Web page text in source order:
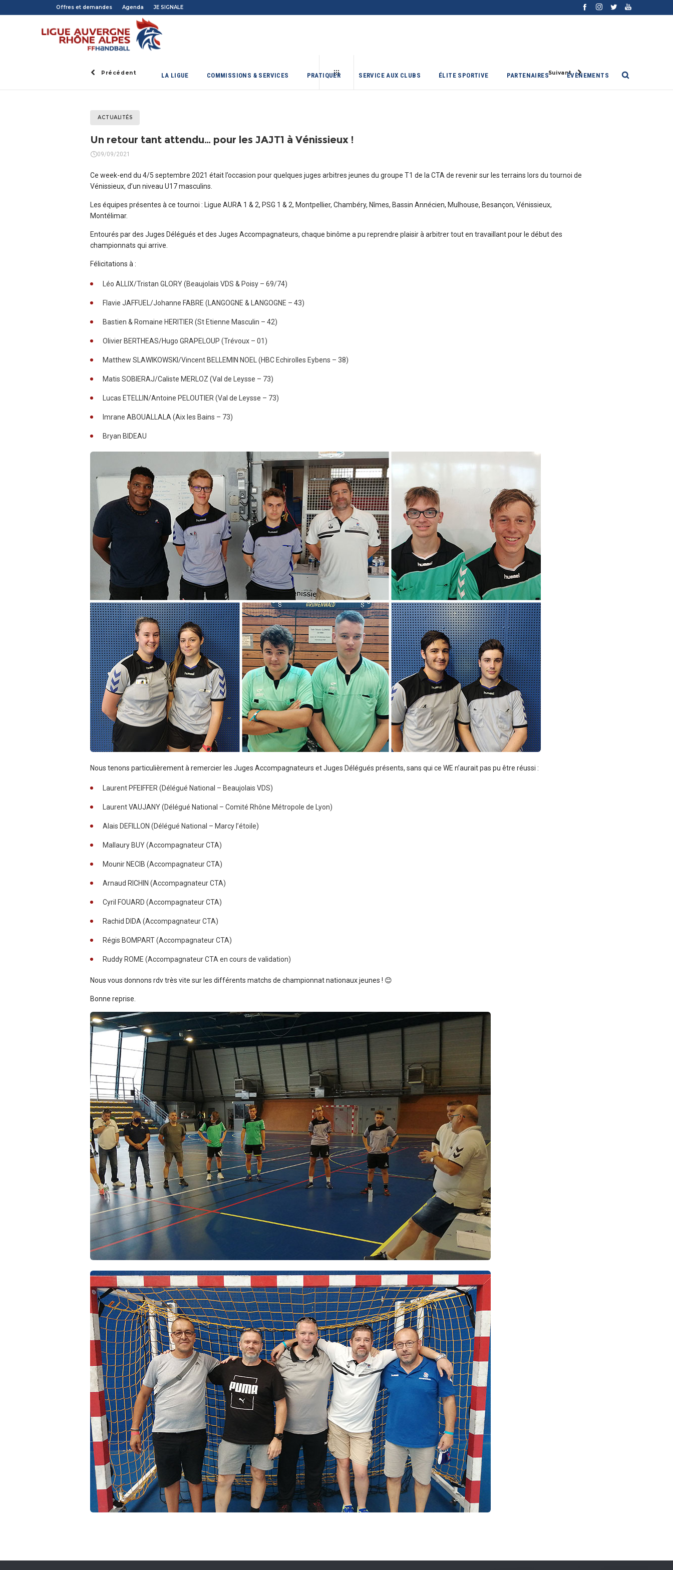
Offres et demandes Agenda JE SIGNALE
LA LIGUE COMMISSIONS & SERVICES PRATIQUER SERVICE AUX CLUBS ÉLITE SPORTIVE PARTENAIRES ÉVÈNEMENTS
Précédent Suivant
ACTUALITÉS
Un retour tant attendu… pour les JAJT1 à Vénissieux !
09/09/2021
Ce week-end du 4/5 septembre 2021 était l’occasion pour quelques juges arbitres jeunes du groupe T1 de la CTA de revenir sur les terrains lors du tournoi de
Vénissieux, d’un niveau U17 masculins.
Les équipes présentes à ce tournoi : Ligue AURA 1 & 2, PSG 1 & 2, Montpellier, Chambéry, Nîmes, Bassin Annécien, Mulhouse, Besançon, Vénissieux,
Montélimar.
Entourés par des Juges Délégués et des Juges Accompagnateurs, chaque binôme a pu reprendre plaisir à arbitrer tout en travaillant pour le début des
championnats qui arrive.
Félicitations à :
Léo ALLIX/Tristan GLORY (Beaujolais VDS & Poisy – 69/74)
Flavie JAFFUEL/Johanne FABRE (LANGOGNE & LANGOGNE – 43)
Bastien & Romaine HERITIER (St Etienne Masculin – 42)
Olivier BERTHEAS/Hugo GRAPELOUP (Trévoux – 01)
Matthew SLAWIKOWSKI/Vincent BELLEMIN NOEL (HBC Echirolles Eybens – 38)
Matis SOBIERAJ/Caliste MERLOZ (Val de Leysse – 73)
Lucas ETELLIN/Antoine PELOUTIER (Val de Leysse – 73)
Imrane ABOUALLALA (Aix les Bains – 73)
Bryan BIDEAU
Nous tenons particulièrement à remercier les Juges Accompagnateurs et Juges Délégués présents, sans qui ce WE n’aurait pas pu être réussi :
Laurent PFEIFFER (Délégué National – Beaujolais VDS)
Laurent VAUJANY (Délégué National – Comité Rhône Métropole de Lyon)
Alais DEFILLON (Délégué National – Marcy l’étoile)
Mallaury BUY (Accompagnateur CTA)
Mounir NECIB (Accompagnateur CTA)
Arnaud RICHIN (Accompagnateur CTA)
Cyril FOUARD (Accompagnateur CTA)
Rachid DIDA (Accompagnateur CTA)
Régis BOMPART (Accompagnateur CTA)
Ruddy ROME (Accompagnateur CTA en cours de validation)
Nous vous donnons rdv très vite sur les différents matchs de championnat nationaux jeunes ! 😊
Bonne reprise.